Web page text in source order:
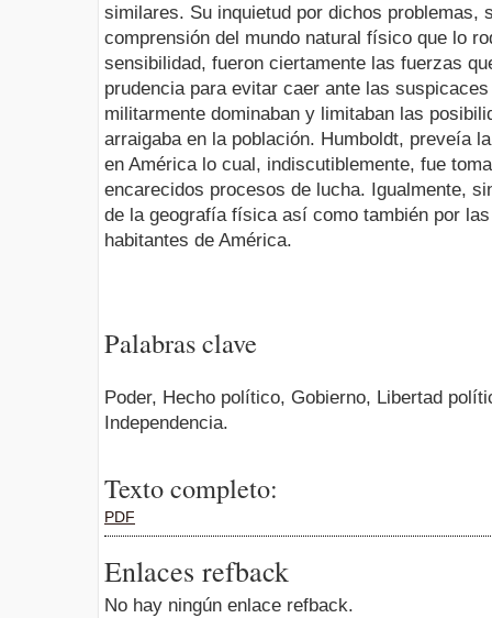
similares. Su inquietud por dichos problemas,
comprensión del mundo natural físico que lo
sensibilidad, fueron ciertamente las fuerzas
prudencia para evitar caer ante las
militarmente dominaban y limitaban las
arraigaba en la población. Humboldt, preveía
en América lo cual, indiscutiblemente, fue
encarecidos procesos de lucha. Igualmente,
de la geografía física así como también por
habitantes de América.
Palabras clave
Poder, Hecho político, Gobierno, Libertad
Independencia.
Texto completo:
PDF
Enlaces refback
No hay ningún enlace refback.